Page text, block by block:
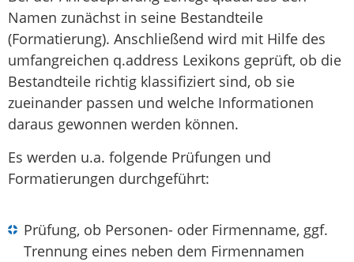
Namen zunächst in seine Bestandteile
(Formatierung). Anschließend wird mit Hilfe des
umfangreichen q.address Lexikons geprüft, ob die
Bestandteile richtig klassifiziert sind, ob sie
zueinander passen und welche Informationen
daraus gewonnen werden können.
Es werden u.a. folgende Prüfungen und
Formatierungen durchgeführt:
Prüfung, ob Personen- oder Firmenname, ggf.
Trennung eines neben dem Firmennamen